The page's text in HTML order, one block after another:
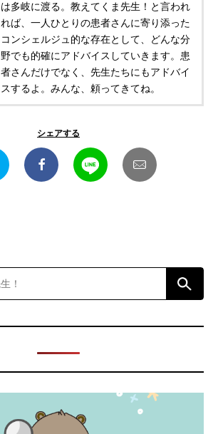
は多岐に渡る。教えてくま先生！と言われ
れば、一人ひとりの患者さんに寄り添った
コンシェルジュ的な存在として、どんな分
野でも的確にアドバイスしていきます。患
者さんだけでなく、先生たちにもアドバイ
スするよ。みんな、頼ってきてね。
シェアする